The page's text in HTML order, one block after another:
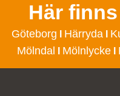
Här
Göteborg HärrydaI
Mölndal Mölnlycke